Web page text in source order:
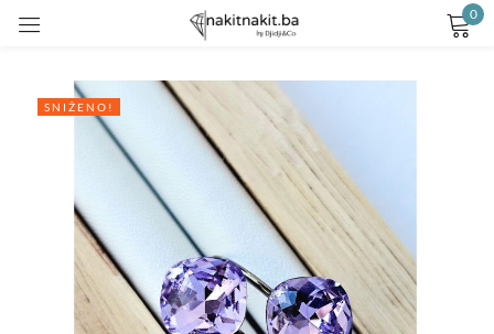
0
SNIŽENO!
Remember me Lost password?
LOG IN